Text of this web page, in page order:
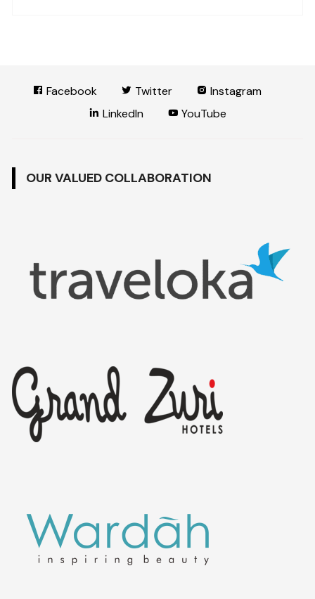
Facebook Twitter
Instagram
LinkedIn
YouTube
OUR VALUED COLLABORATION